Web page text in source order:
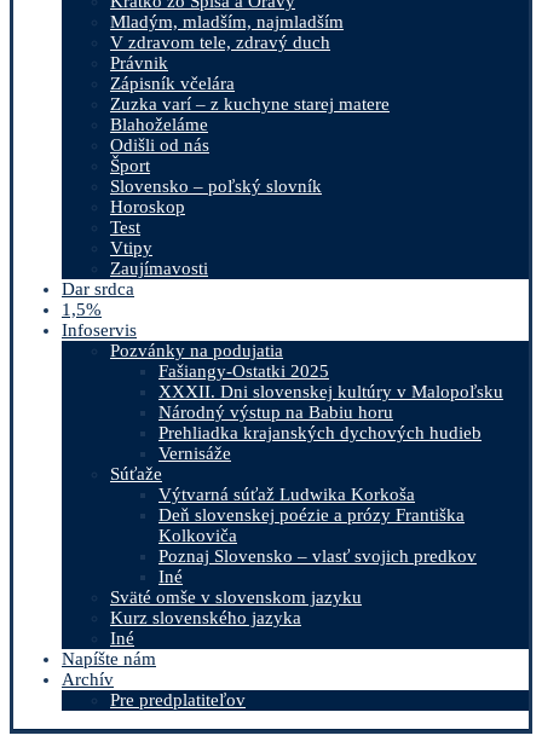
Mladým, mladším, najmladším
V zdravom tele, zdravý duch
Právnik
Zápisník včelára
Zuzka varí – z kuchyne starej matere
Blahoželáme
Odišli od nás
Šport
Slovensko – poľský slovník
Horoskop
Test
Vtipy
Zaujímavosti
Dar srdca
1,5%
Infoservis
Pozvánky na podujatia
Fašiangy-Ostatki 2025
XXXII. Dni slovenskej kultúry v Malopoľsku
Národný výstup na Babiu horu
Prehliadka krajanských dychových hudieb
Vernisáže
Súťaže
Výtvarná súťaž Ludwika Korkoša
Deň slovenskej poézie a prózy Františka
Kolkoviča
Poznaj Slovensko – vlasť svojich predkov
Iné
Sväté omše v slovenskom jazyku
Kurz slovenského jazyka
Iné
Napíšte nám
Archív
Pre predplatiteľov